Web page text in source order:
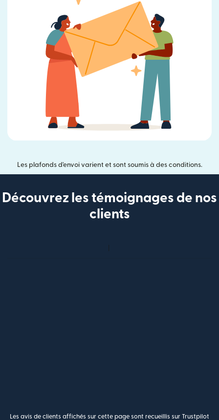
Les plafonds d'envoi varient et sont soumis à des conditions.
Découvrez les témoignages de nos
clients
Les avis de clients affichés sur cette page sont recueillis sur Trustpilot